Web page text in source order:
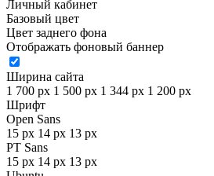
Личный кабинет
Базовый цвет
Цвет заднего фона
Отображать фоновый баннер
Ширина сайта
1 700 px 1 500 px 1 344 px 1 200 px
Шрифт
Open Sans
15 px 14 px 13 px
PT Sans
15 px 14 px 13 px